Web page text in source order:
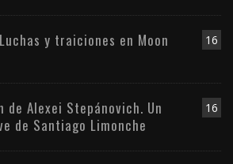
16
y traiciones en Moon
16
de Alexei Stepánovich. Un
de Santiago Limonche